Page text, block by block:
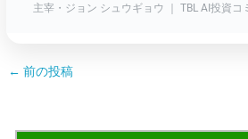
主宰・ジョン シュウギョウ ｜ TBL AI投資コ
← 前の投稿